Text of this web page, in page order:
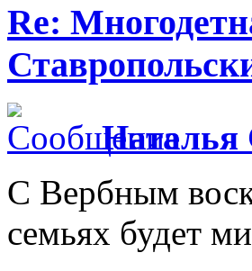
Re:
Наталья
С Вербным
семьях будет